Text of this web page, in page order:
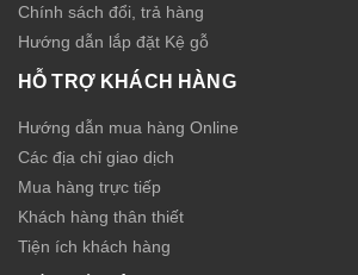
Chính sách đổi, trả hàng
Hướng dẫn lắp đặt Kệ gỗ
HỖ TRỢ KHÁCH HÀNG
Hướng dẫn mua hàng Online
Các địa chỉ giao dịch
Mua hàng trực tiếp
Khách hàng thân thiết
Tiện ích khách hàng